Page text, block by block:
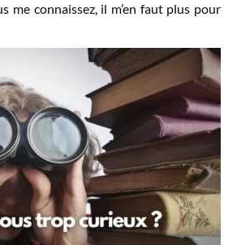
me connaissez, il m’en faut plus pour